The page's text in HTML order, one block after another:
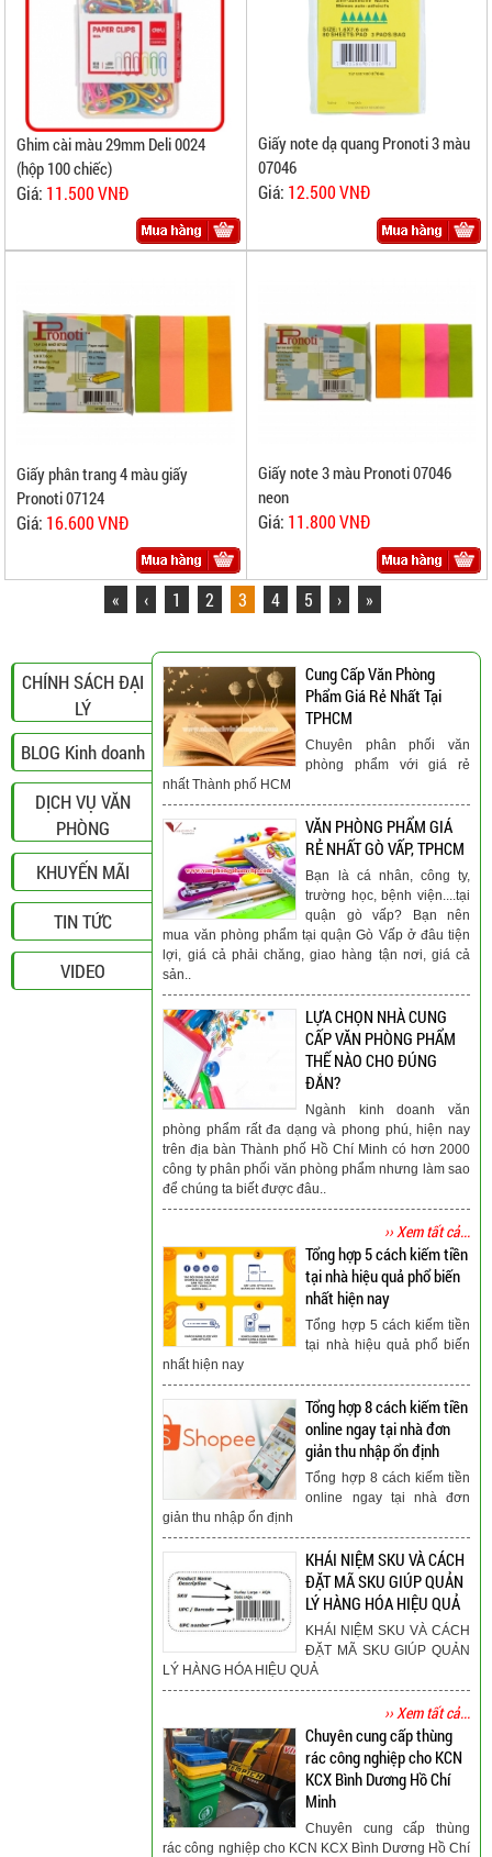
Ghim cài màu 29mm Deli 0024
(hộp 100 chiếc)
Giá: 11.500 VNĐ
Giấy note dạ quang Pronoti 3 màu
07046
Giá: 12.500 VNĐ
Giấy phân trang 4 màu giấy
Pronoti 07124
Giá: 16.600 VNĐ
Giấy note 3 màu Pronoti 07046
neon
Giá: 11.800 VNĐ
« ‹ 1 2 3 4 5 › »
CHÍNH SÁCH ĐẠI
LÝ
BLOG Kinh doanh
DỊCH VỤ VĂN
PHÒNG
KHUYẾN MÃI
TIN TỨC
VIDEO
Cung Cấp Văn Phòng
Phẩm Giá Rẻ Nhất Tại
TPHCM
Chuyên phân phối văn
phòng phẩm với giá rẻ
nhất Thành phố HCM
VĂN PHÒNG PHẨM GIÁ
RẺ NHẤT GÒ VẤP, TPHCM
Bạn là cá nhân, công ty,
trường học, bệnh viện....tại
quận gò vấp? Bạn nên
mua văn phòng phẩm tại quận Gò Vấp ở đâu tiện
lợi, giá cả phải chăng, giao hàng tận nơi, giá cả
sản..
LỰA CHỌN NHÀ CUNG
CẤP VĂN PHÒNG PHẨM
THẾ NÀO CHO ĐÚNG
ĐẮN?
Ngành kinh doanh văn
phòng phẩm rất đa dạng và phong phú, hiện nay
trên địa bàn Thành phố Hồ Chí Minh có hơn 2000
công ty phân phối văn phòng phẩm nhưng làm sao
để chúng ta biết được đâu..
›› Xem tất cả...
Tổng hợp 5 cách kiếm tiền
tại nhà hiệu quả phổ biến
nhất hiện nay
Tổng hợp 5 cách kiếm tiền
tại nhà hiệu quả phổ biến
nhất hiện nay
Tổng hợp 8 cách kiếm tiền
online ngay tại nhà đơn
giản thu nhập ổn định
Tổng hợp 8 cách kiếm tiền
online ngay tại nhà đơn
giản thu nhập ổn định
KHÁI NIỆM SKU VÀ CÁCH
ĐẶT MÃ SKU GIÚP QUẢN
LÝ HÀNG HÓA HIỆU QUẢ
KHÁI NIỆM SKU VÀ CÁCH
ĐẶT MÃ SKU GIÚP QUẢN
LÝ HÀNG HÓA HIỆU QUẢ
›› Xem tất cả...
Chuyên cung cấp thùng
rác công nghiệp cho KCN
KCX Bình Dương Hồ Chí
Minh
Chuyên cung cấp thùng
rác công nghiệp cho KCN KCX Bình Dương Hồ Chí